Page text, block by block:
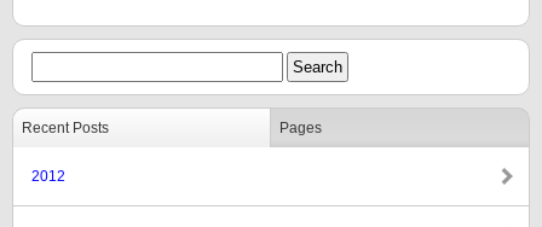
Recent Posts Pages
2012